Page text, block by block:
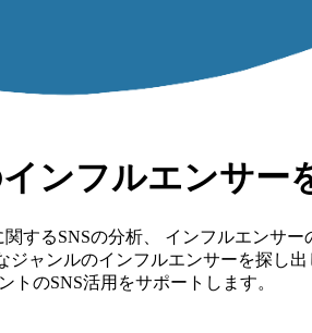
ンフルエンサー
するSNSの分析、 インフルエンサ
ャンルのインフルエンサーを探し
のSNS活用をサポートします。